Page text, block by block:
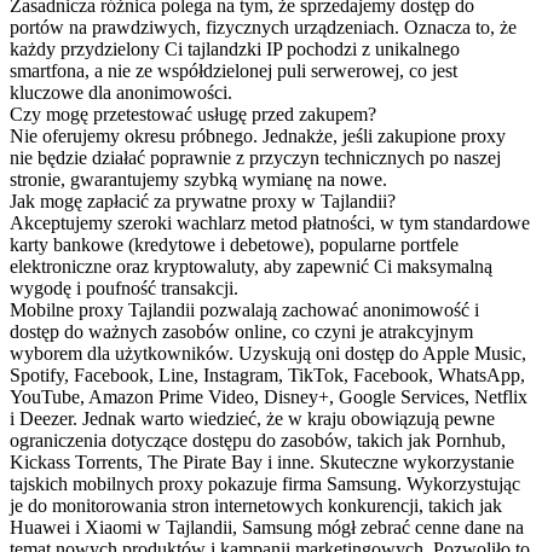
Zasadnicza różnica polega na tym, że sprzedajemy dostęp do
portów na prawdziwych, fizycznych urządzeniach. Oznacza to, że
każdy przydzielony Ci tajlandzki IP pochodzi z unikalnego
smartfona, a nie ze współdzielonej puli serwerowej, co jest
kluczowe dla anonimowości.
Czy mogę przetestować usługę przed zakupem?
Nie oferujemy okresu próbnego. Jednakże, jeśli zakupione proxy
nie będzie działać poprawnie z przyczyn technicznych po naszej
stronie, gwarantujemy szybką wymianę na nowe.
Jak mogę zapłacić za prywatne proxy w Tajlandii?
Akceptujemy szeroki wachlarz metod płatności, w tym standardowe
karty bankowe (kredytowe i debetowe), popularne portfele
elektroniczne oraz kryptowaluty, aby zapewnić Ci maksymalną
wygodę i poufność transakcji.
Mobilne proxy Tajlandii pozwalają zachować anonimowość i
dostęp do ważnych zasobów online, co czyni je atrakcyjnym
wyborem dla użytkowników. Uzyskują oni dostęp do Apple Music,
Spotify, Facebook, Line, Instagram, TikTok, Facebook, WhatsApp,
YouTube, Amazon Prime Video, Disney+, Google Services, Netflix
i Deezer. Jednak warto wiedzieć, że w kraju obowiązują pewne
ograniczenia dotyczące dostępu do zasobów, takich jak Pornhub,
Kickass Torrents, The Pirate Bay i inne. Skuteczne wykorzystanie
tajskich mobilnych proxy pokazuje firma Samsung. Wykorzystując
je do monitorowania stron internetowych konkurencji, takich jak
Huawei i Xiaomi w Tajlandii, Samsung mógł zebrać cenne dane na